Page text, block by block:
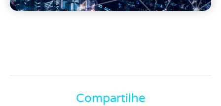
Compartilhe